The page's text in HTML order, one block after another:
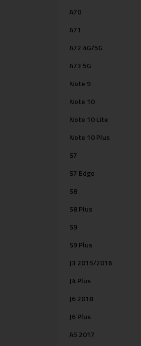
A70
A71
A72 4G/5G
A73 5G
Note 9
Note 10
Note 10 Lite
Note 10 Plus
S7
S7 Edge
S8
S8 Plus
S9
S9 Plus
J3 2015/2016
J4 Plus
J6 2018
J6 Plus
A5 2017